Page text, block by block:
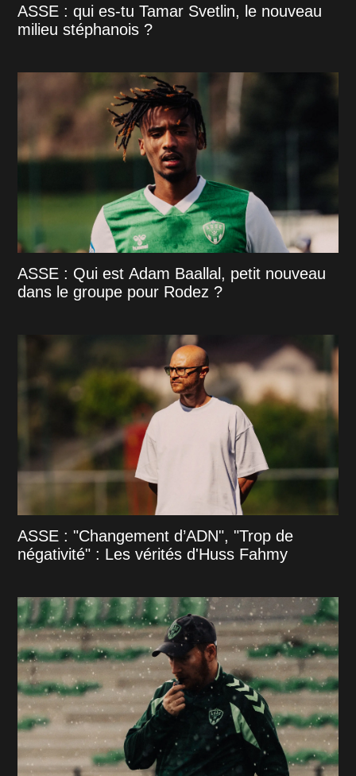
ASSE : qui es-tu Tamar Svetlin, le nouveau
milieu stéphanois ?
ASSE : Qui est Adam Baallal, petit nouveau
dans le groupe pour Rodez ?
ASSE : "Changement d’ADN", "Trop de
négativité" : Les vérités d'Huss Fahmy